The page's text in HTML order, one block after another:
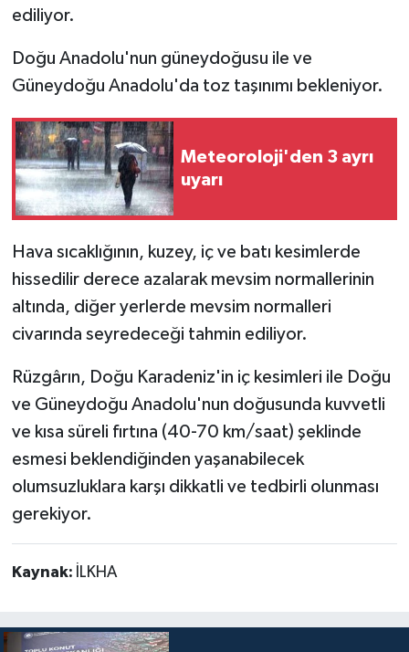
ediliyor.
Doğu Anadolu'nun güneydoğusu ile ve
Güneydoğu Anadolu'da toz taşınımı bekleniyor.
Meteoroloji'den 3 ayrı
uyarı
Hava sıcaklığının, kuzey, iç ve batı kesimlerde
hissedilir derece azalarak mevsim normallerinin
altında, diğer yerlerde mevsim normalleri
civarında seyredeceği tahmin ediliyor.
Rüzgârın, Doğu Karadeniz'in iç kesimleri ile Doğu
ve Güneydoğu Anadolu'nun doğusunda kuvvetli
ve kısa süreli fırtına (40-70 km/saat) şeklinde
esmesi beklendiğinden yaşanabilecek
olumsuzluklara karşı dikkatli ve tedbirli olunması
gerekiyor.
Kaynak: İLKHA